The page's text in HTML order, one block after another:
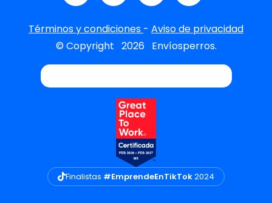
Términos y condiciones - Aviso de privacidad
© Copyright 2026 Envíosperros.
Finalistas #EmprendeEnTikTok2024